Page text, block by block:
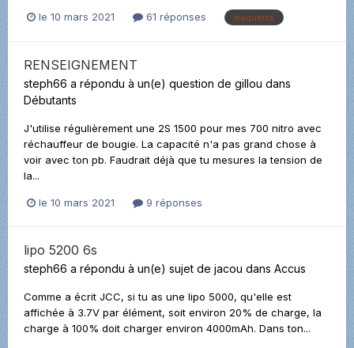
le 10 mars 2021 61 réponses maquette
RENSEIGNEMENT
steph66 a répondu à un(e) question de gillou dans
Débutants
J'utilise régulièrement une 2S 1500 pour mes 700 nitro avec
réchauffeur de bougie. La capacité n'a pas grand chose à
voir avec ton pb. Faudrait déjà que tu mesures la tension de
la...
le 10 mars 2021 9 réponses
lipo 5200 6s
steph66 a répondu à un(e) sujet de jacou dans Accus
Comme a écrit JCC, si tu as une lipo 5000, qu'elle est
affichée à 3.7V par élément, soit environ 20% de charge, la
charge à 100% doit charger environ 4000mAh. Dans ton...